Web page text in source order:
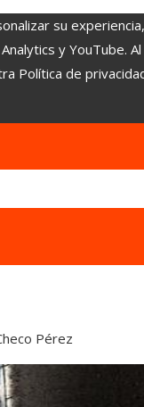
su
y YouTube.
Política de
Pérez